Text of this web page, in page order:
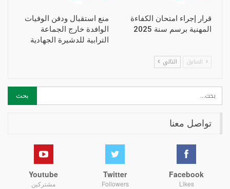
قرار إجراء امتحان الكفاءة
المهنية برسم سنة 2025
منع استقبال ودفن الوفيات
الوافدة خارج الجماعة
الترابية للدشيرة الجهادية
السابق التالي
تواصل معنا
Facebook
Likes
Twitter
Followers
Youtube
مشتركين